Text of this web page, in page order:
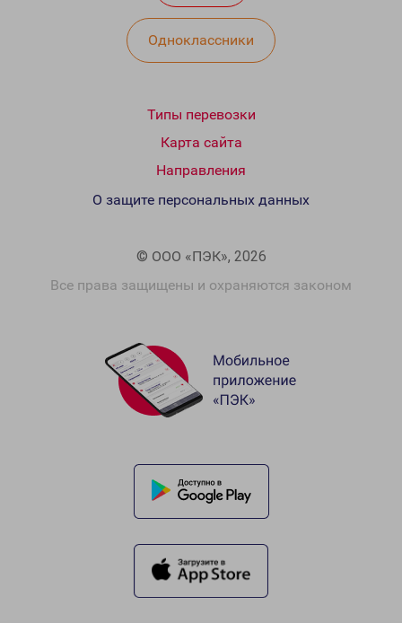
Одноклассники
Типы перевозки
Карта сайта
Направления
© ООО «ПЭК», 2026
Все права защищены и охраняются законом
О защите персональных данных